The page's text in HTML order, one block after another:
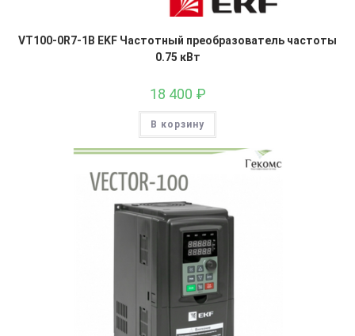
VT100-0R7-1B EKF Частотный преобразователь частоты
0.75 кВт
18 400 ₽
В корзину